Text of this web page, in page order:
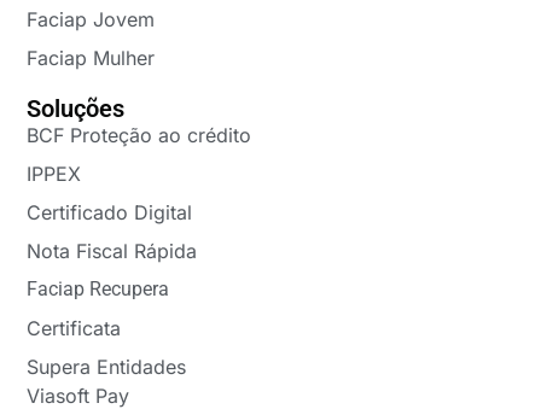
Faciap Jovem
Faciap Mulher
Soluções
BCF Proteção ao crédito
IPPEX
Certificado Digital
Nota Fiscal Rápida
Faciap Recupera
Certificata
Supera Entidades
Viasoft Pay